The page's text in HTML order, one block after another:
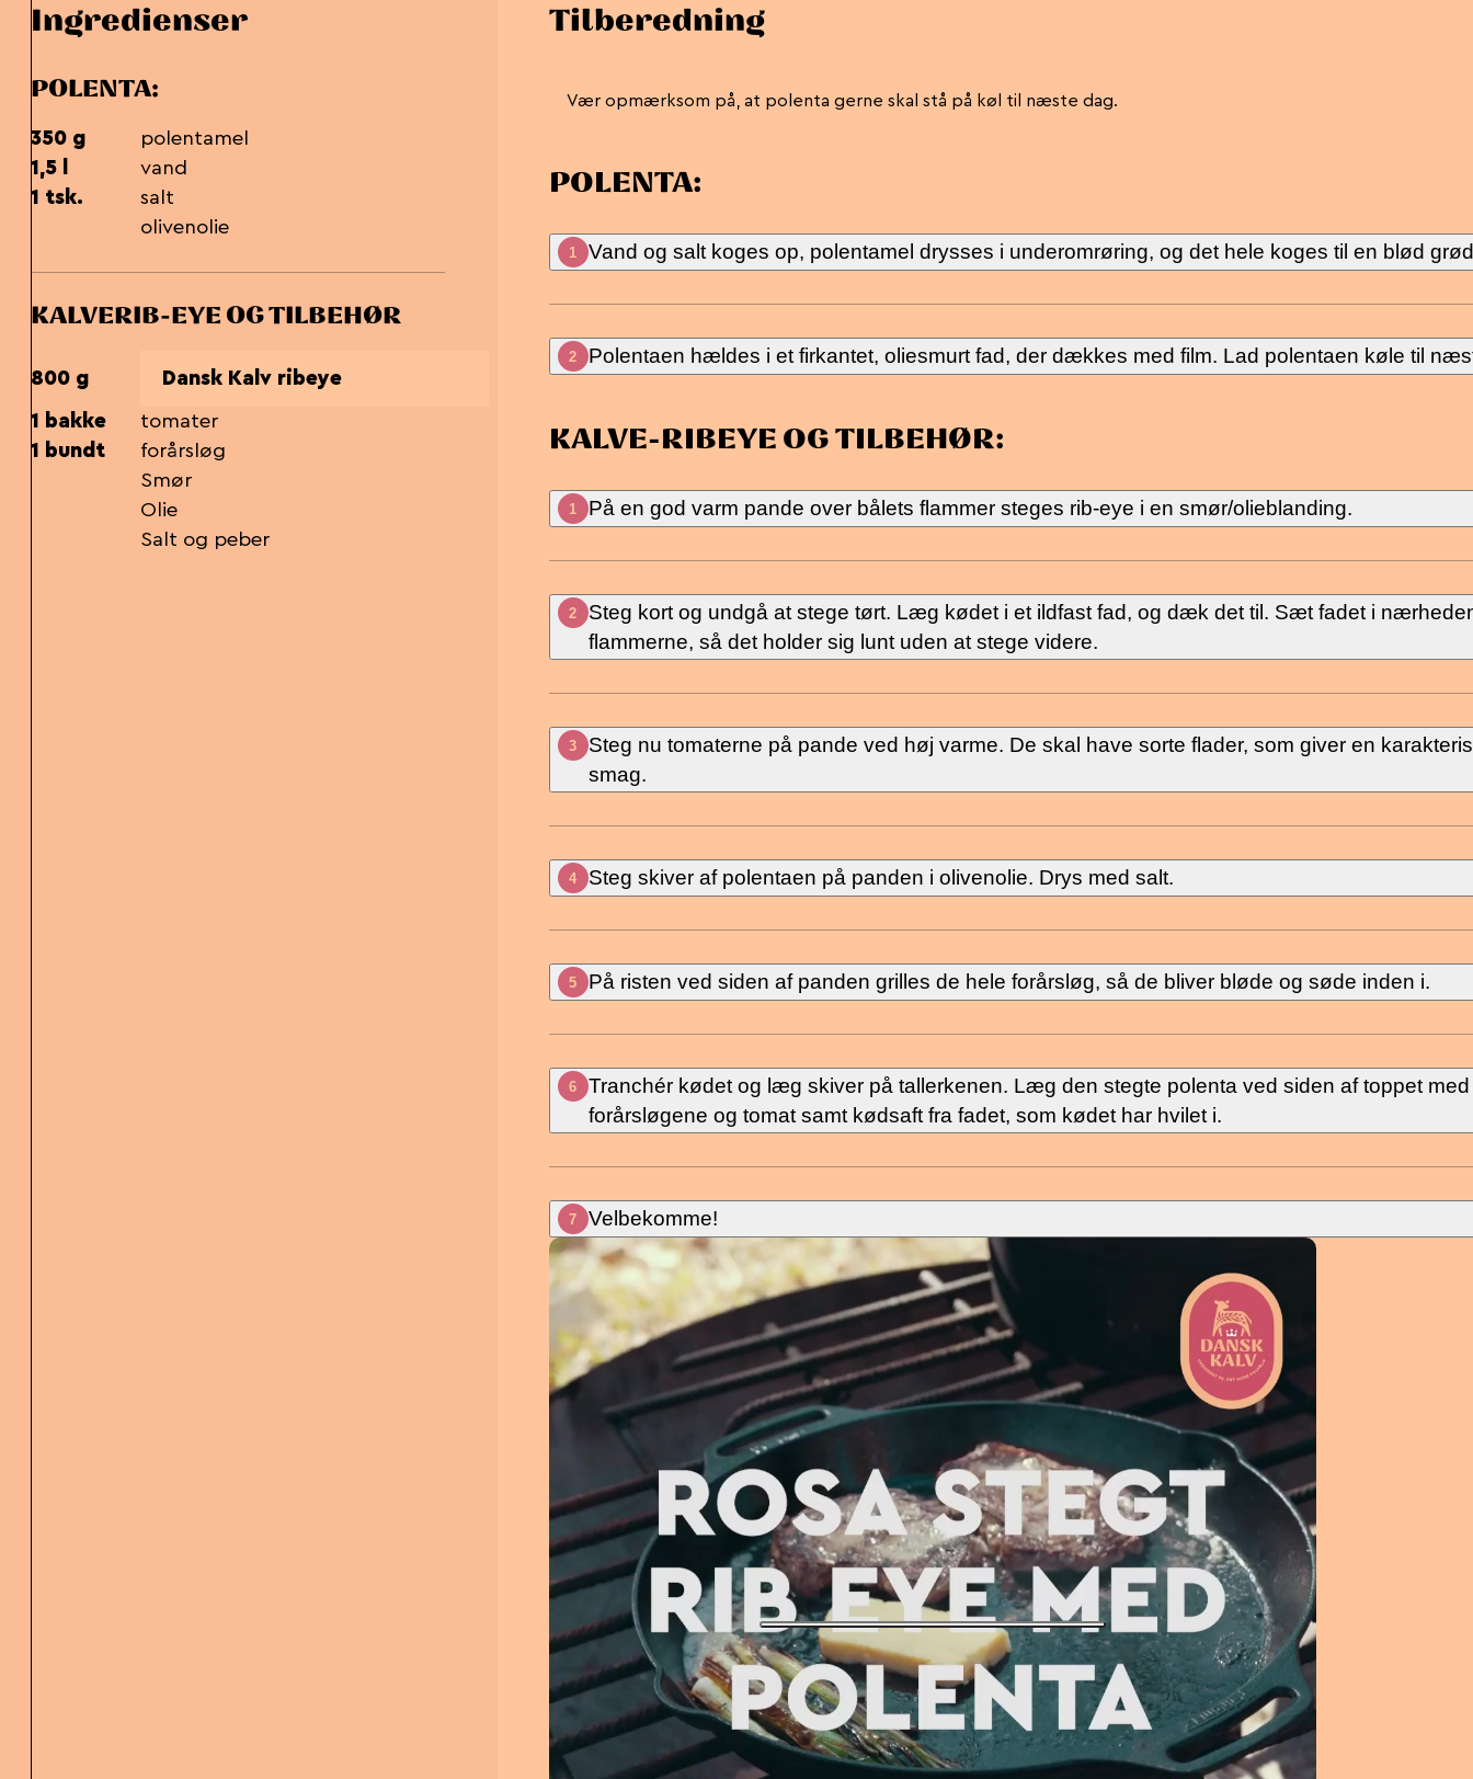
Ingredienser
POLENTA:
350 g
polentamel
1,5 l
vand
1 tsk.
salt
olivenolie
KALVERIB-EYE OG TILBEHØR
800 g Dansk Kalv ribeye
1 bakke
tomater
1 bundt
forårsløg
Smør
Olie
Salt og peber
Tilberedning
Vær opmærksom på, at polenta gerne skal stå på køl til næste dag.
POLENTA:
1 Vand og salt koges op, polentamel drysses i underomrøring, og det hele koges til en blød
2 Polentaen hældes i et firkantet, oliesmurt fad, der dækkes med film. Lad polentaen køle til
KALVE-RIBEYE OG TILBEHØR:
1 På en god varm pande over bålets flammer steges rib-eye i en smør/olieblanding.
2
Steg kort og undgå at stege tørt. Læg kødet i et ildfast fad, og dæk det til. Sæt fadet i
flammerne, så det holder sig lunt uden at stege videre.
3
Steg nu tomaterne på pande ved høj varme. De skal have sorte flader, som giver en
smag.
4 Steg skiver af polentaen på panden i olivenolie. Drys med salt.
5 På risten ved siden af panden grilles de hele forårsløg, så de bliver bløde og søde inden i.
6
Tranchér kødet og læg skiver på tallerkenen. Læg den stegte polenta ved siden af toppet med
forårsløgene og tomat samt kødsaft fra fadet, som kødet har hvilet i.
7 Velbekomme!